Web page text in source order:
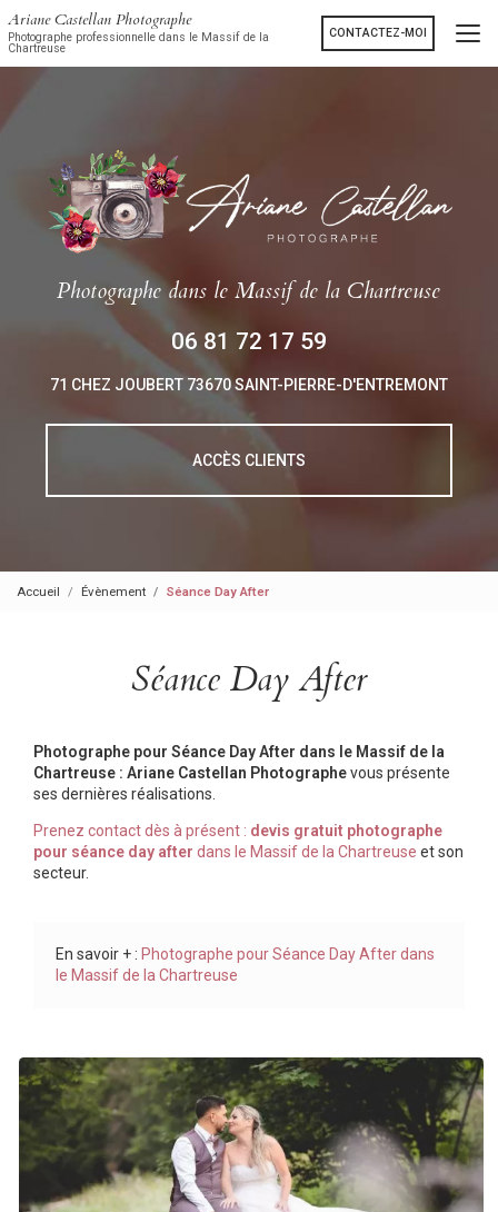
au
contenu
Ariane Castellan Photographe
Photographe professionnelle dans le Massif de la
Chartreuse
CONTACTEZ-MOI
Photographedans le Massif de la Chartreuse
06 81 72 17 59
71 CHEZ JOUBERT 73670 SAINT-PIERRE-D'ENTREMONT
ACCÈS CLIENTS
Accueil Évènement Séance Day After
Séance Day After
Photographe pour Séance Day After dans le Massif de la
Chartreuse : Ariane Castellan Photographevous présente
ses dernières réalisations.
Prenez contact dès à présent : devis gratuit photographe
pour séance day after dans le Massif de la Chartreuse et son
secteur.
En savoir + : Photographe pour Séance Day After dans
le Massif de la Chartreuse